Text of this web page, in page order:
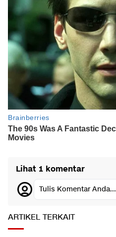
Lihat 1 komentar
Tulis Komentar Anda...
ARTIKEL TERKAIT